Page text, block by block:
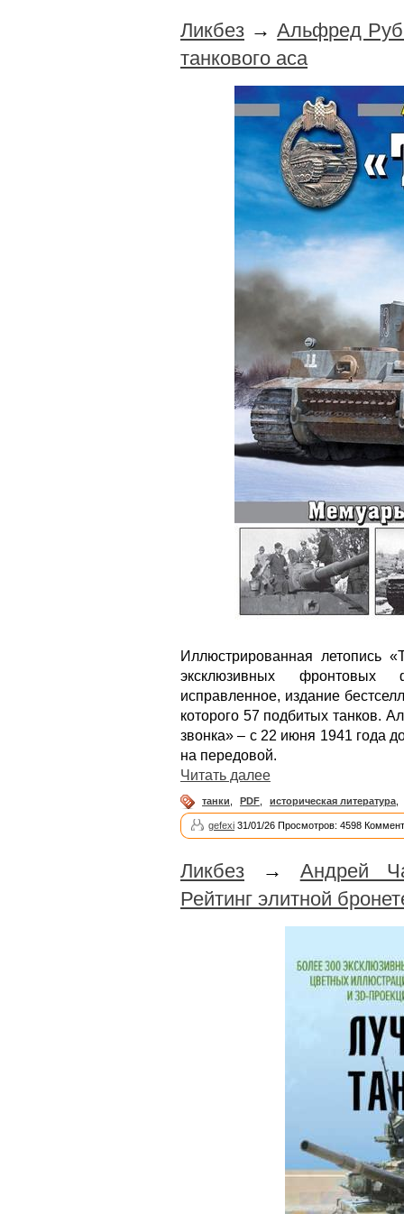
Ликбез →Альфред
танкового аса
Иллюстрированная летопись
эксклюзивных
исправленное, издание
которого 57 подбитых танков.
звонка» – с 22 июня 1941 года
на передовой.
Читать далее
танки PDF историческая литература
gefexi 31/01/26 Просмотров: 4598
Ликбез → Андрей
Рейтинг элитной